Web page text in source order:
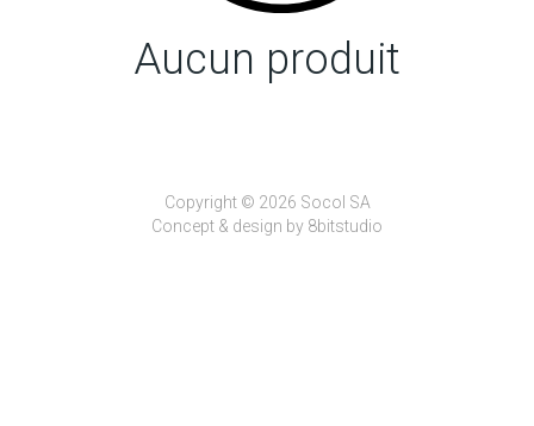
Aucun produit
Copyright © 2026 Socol SA
Concept & design by 8bitstudio